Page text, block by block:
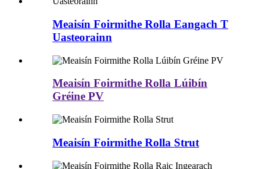
Meaisín Foirmithe Rolla Eangach T
Uasteorainn
Meaisín Foirmithe Rolla Lúibín
Gréine PV
Meaisín Foirmithe Rolla Strut